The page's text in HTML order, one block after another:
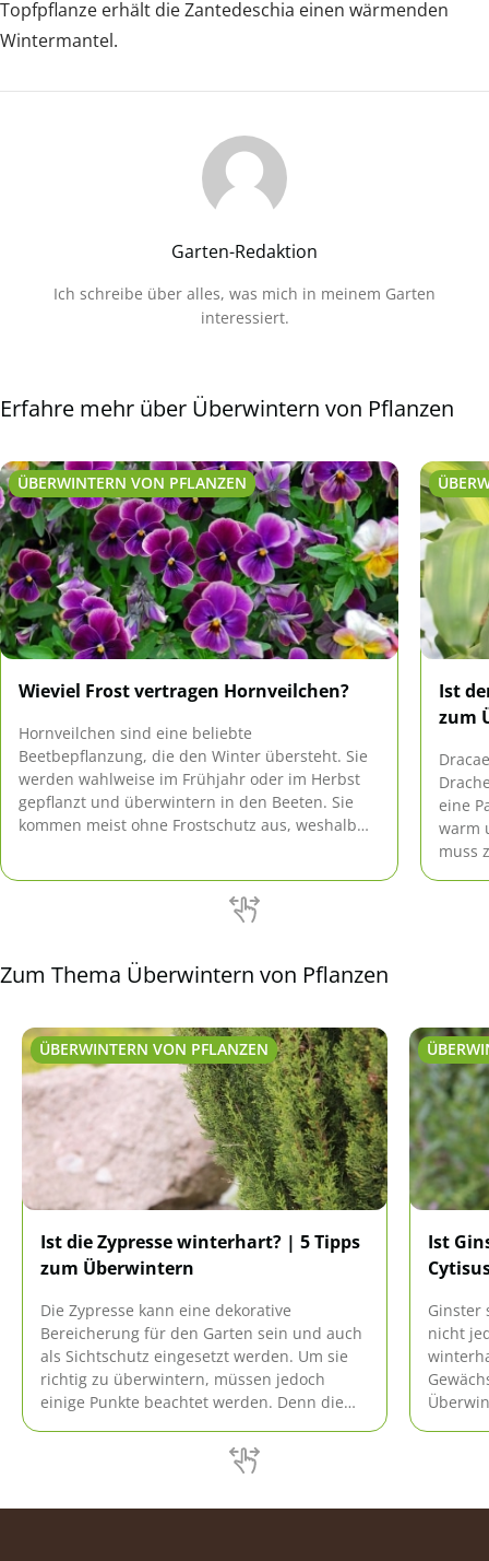
Topfpflanze erhält die Zantedeschia einen wärmenden
Wintermantel.
Garten-Redaktion
Ich schreibe über alles, was mich in meinem Garten
interessiert.
Erfahre mehr über Überwintern von Pflanzen
ÜBERWINTERN VON PFLANZEN
Wieviel Frost vertragen Hornveilchen?
Hornveilchen sind eine beliebte
Beetbepflanzung, die den Winter übersteht. Sie
werden wahlweise im Frühjahr oder im Herbst
gepflanzt und überwintern in den Beeten. Sie
kommen meist ohne Frostschutz aus, weshalb
Ist
zum
eine
warm
muss
Zum Thema Überwintern von Pflanzen
ÜBERWINTERN VON PFLANZEN
Ist die Zypresse winterhart? | 5 Tipps
zum Überwintern
Die Zypresse kann eine dekorative
Bereicherung für den Garten sein und auch
als Sichtschutz eingesetzt werden. Um sie
richtig zu überwintern, müssen jedoch
einige Punkte beachtet werden. Denn die
passenden Bedingungen winterhart.
Ist
Ginster
nicht